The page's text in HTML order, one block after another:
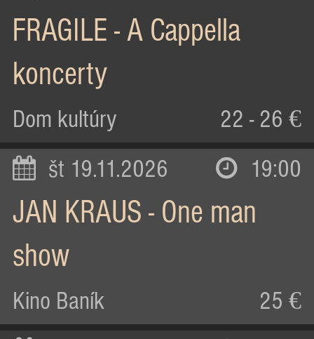
FRAGILE - A Cappella
koncerty
Dom kultúry 22 - 26 €
št 19.11.2026 19:00
JAN KRAUS - One man
show
Kino Baník 25 €